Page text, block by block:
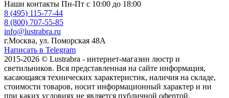
Наши контакты Пн-Пт с 10:00 до 18:00
8 (495) 115-77-44
8 (800) 707-55-85
info@lustrabra.ru
г.Москва, ул. Поморская 48А
Написать в Telegram
2015-2026 © Lustrabra - интернет-магазин люстр и
светильников. Вся представленная на сайте информация,
касающаяся технических характеристик, наличия на складе,
стоимости товаров, носит информационный характер и ни
при каких условиях не является публичной офертой,